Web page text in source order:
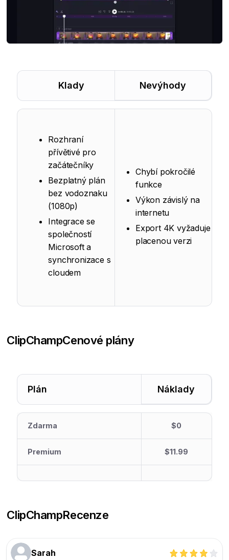
Klady Nevýhody
Rozhraní
přívětivé pro
začátečníky
Bezplatný plán
bez vodoznaku
(1080p)
Integrace se
společností
Microsoft a
synchronizace s
cloudem
Chybí pokročilé
funkce
Výkon závislý na
internetu
Export 4K vyžaduje
placenou verzi
ClipChampCenové plány
Plán Náklady
Zdarma $0
Premium $11.99
ClipChampRecenze
Sarah